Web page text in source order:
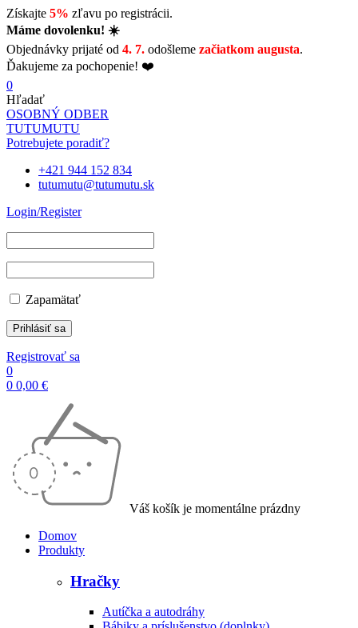
Získajte 5% zľavu po registrácii.
Máme dovolenku! ☀️
Objednávky prijaté od 4. 7. odošleme začiatkom augusta.
Ďakujeme za pochopenie! ❤️
0
Hľadať
OSOBNÝ ODBER
TUTUMUTU
Potrebujete poradiť?
+421 944 152 834
tutumutu@tutumutu.sk
Login/Register
Zapamätať
Registrovať sa
0
0 0,00 €
Váš košík je momentálne prázdny
Domov
Produkty
Hračky
Autíčka a autodráhy